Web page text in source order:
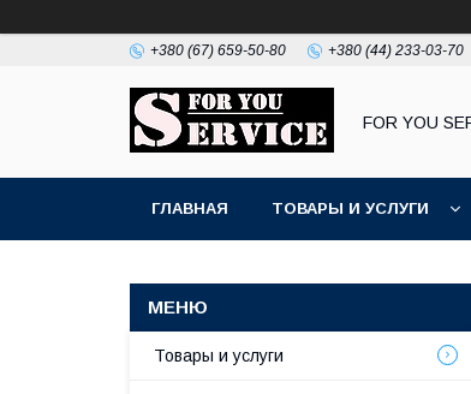
+380 (67) 659-50-80 +380 (44) 233-03-70
FOR YOU
ГЛАВНАЯ ТОВАРЫ И УСЛУГИ
Товары и услуги